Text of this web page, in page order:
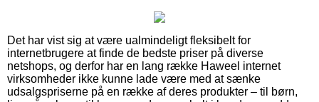
Det har vist sig at være ualmindeligt fleksibelt for
internetbrugere at finde de bedste priser på diverse
netshops, og derfor har en lang række Haweel internet
virksomheder ikke kunne lade være med at sænke
udsalgspriserne på en række af deres produkter – til børn,